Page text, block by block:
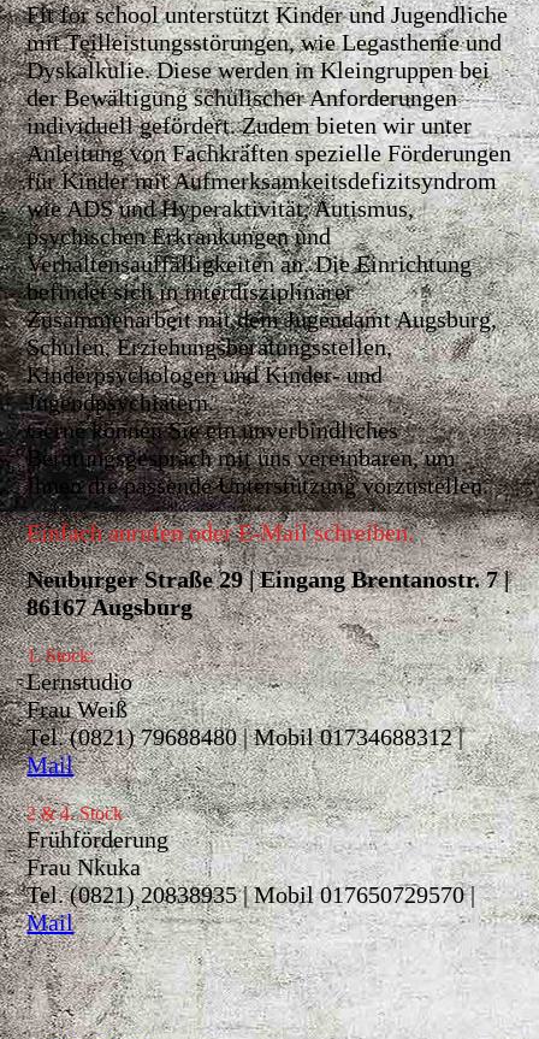
Fit for school unterstützt Kinder und Jugendliche
mit Teilleistungsstörungen, wie Legasthenie und
Dyskalkulie. Diese werden in Kleingruppen bei
der Bewältigung schulischer Anforderungen
individuell gefördert. Zudem bieten wir unter
Anleitung von Fachkräften spezielle Förderungen
für Kinder mit Aufmerksamkeitsdefizitsyndrom
wie ADS und Hyperaktivität, Autismus,
psychischen Erkrankungen und
Verhaltensauffälligkeiten an. Die Einrichtung
befindet sich in interdisziplinärer
Zusammenarbeit mit dem Jugendamt Augsburg,
Schulen, Erziehungsberatungsstellen,
Kinderpsychologen und Kinder- und
Jugendpsychiatern.
Gerne können Sie ein unverbindliches
Beratungsgespräch mit uns vereinbaren, um
Ihnen die passende Unterstützung vorzustellen.
Einfach anrufen oder E-Mail schreiben.
Neuburger Straße 29 | Eingang Brentanostr. 7 |
86167 Augsburg
1. Stock:
Lernstudio
Frau Weiß
Tel. (0821) 79688480 | Mobil 01734688312 |
Mail
2 & 4. Stock
Frühförderung
Frau Nkuka
Tel. (0821) 20838935 | Mobil 017650729570 |
Mail